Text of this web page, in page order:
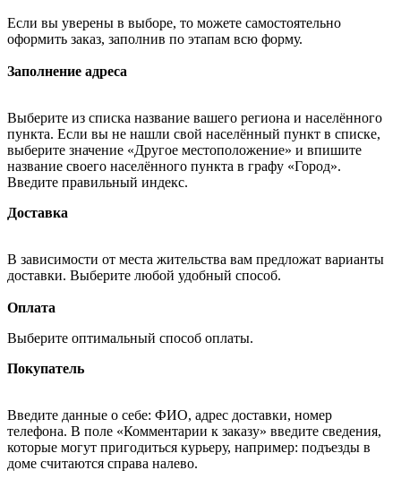
Если вы уверены в выборе, то можете самостоятельно
оформить заказ, заполнив по этапам всю форму.
Заполнение адреса
Выберите из списка название вашего региона и населённого
пункта. Если вы не нашли свой населённый пункт в списке,
выберите значение «Другое местоположение» и впишите
название своего населённого пункта в графу «Город».
Введите правильный индекс.
Доставка
В зависимости от места жительства вам предложат варианты
доставки. Выберите любой удобный способ.
Оплата
Выберите оптимальный способ оплаты.
Покупатель
Введите данные о себе: ФИО, адрес доставки, номер
телефона. В поле «Комментарии к заказу» введите сведения,
которые могут пригодиться курьеру, например: подъезды в
доме считаются справа налево.